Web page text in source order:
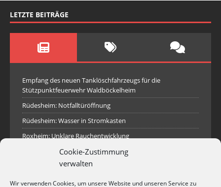
Cookie-Zustimmung
verwalten
Wir verwenden Cookies, um unsere Website und unseren Service zu
LETZTE BEITRÄGE
Empfang des neuen Tanklöschfahrzeugs für die
Stützpunktfeuerwehr Waldböckelheim
Rüdesheim: Notfalltüröffnung
Rüdesheim: Wasser in Stromkasten
Roxheim: Unklare Rauchentwicklung
Sprendlingen: Überörtliche Hilfe bei Industriebrand in
Sprendlingen